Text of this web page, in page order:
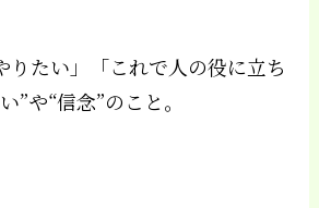
りたい」「これで人の役に立ち
”や“信念”のこと。